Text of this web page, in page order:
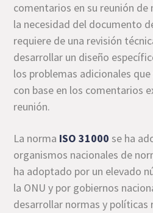
comentarios en su reunión
la necesidad del documento
requiere de una revisión
desarrollar un diseño
los problemas adicionales
con base en los comentarios
reunión.
La norma ISO 31000 se ha
organismos nacionales de
ha adoptado por un elevado
la ONU y por gobiernos
desarrollar normas y políticas